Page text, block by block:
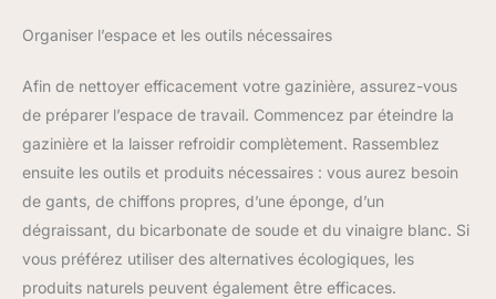
Organiser l’espace et les outils nécessaires
Afin de nettoyer efficacement votre gazinière, assurez-vous
de préparer l’espace de travail. Commencez par éteindre la
gazinière et la laisser refroidir complètement. Rassemblez
ensuite les outils et produits nécessaires : vous aurez besoin
de gants, de chiffons propres, d’une éponge, d’un
dégraissant, du bicarbonate de soude et du vinaigre blanc. Si
vous préférez utiliser des alternatives écologiques, les
produits naturels peuvent également être efficaces.